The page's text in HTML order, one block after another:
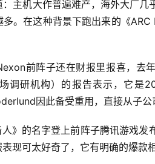
主机大作普遍难产，海外大厂
。在这种背景下跑出来的《
前阵子还在财报里报喜，去
调研机构）的报告表示，它是
因此备受重用，直接从子
》的名字登上前阵子腾讯游戏
可太好奇了，它有明确的爆款